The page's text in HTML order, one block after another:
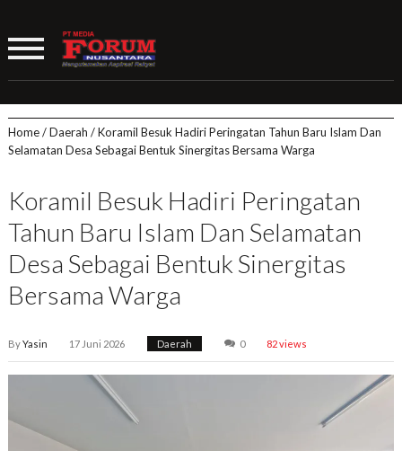
Home/Daerah /Koramil Besuk Hadiri Peringatan Tahun Baru Islam Dan
Selamatan Desa Sebagai Bentuk Sinergitas Bersama Warga
Koramil Besuk Hadiri Peringatan
Tahun Baru Islam Dan Selamatan
Desa Sebagai Bentuk Sinergitas
Bersama Warga
ByYasin 17 Juni 2026 Daerah 0 82 views